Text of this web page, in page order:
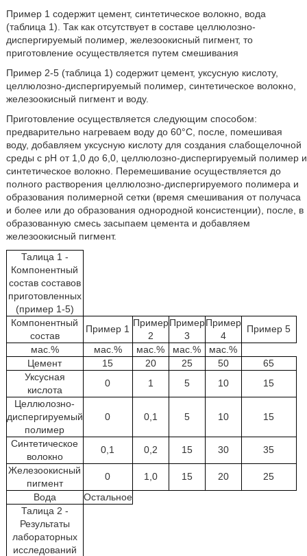
Пример 1 содержит цемент, синтетическое волокно, вода
(таблица 1). Так как отсутствует в составе целлюлозно-
диспергируемый полимер, железоокисный пигмент, то
приготовление осуществляется путем смешивания
Пример 2-5 (таблица 1) содержит цемент, уксусную кислоту,
целлюлозно-диспергируемый полимер, синтетическое волокно,
железоокисный пигмент и воду.
Приготовление осуществляется следующим способом:
предварительно нагреваем воду до 60°С, после, помешивая
воду, добавляем уксусную кислоту для создания слабощелочной
среды с рН от 1,0 до 6,0, целлюлозно-диспергируемый полимер и
синтетическое волокно. Перемешивание осуществляется до
полного растворения целлюлозно-диспергируемого полимера и
образования полимерной сетки (время смешивания от получаса
и более или до образования однородной консистенции), после, в
образованную смесь засыпаем цемента и добавляем
железоокисный пигмент.
Талица 1 -
Компонентный
состав составов
приготовленных
(пример 1-5)
Компонентный
состав
Пример 1
Пример
2
Пример
3
Пример
4
Пример 5
мас.%
мас.% мас.% мас.%
мас.%
Цемент
15 20 25 50
65
Уксусная
кислота
0 1 5 10
15
Целлюлозно-
диспергируемый
полимер
0 0,1 5 10 15
Синтетическое
волокно
0,1 0,2 15 30
35
Железоокисный
пигмент
0 1,0 15 20
25
Вода
Остальное
Талица 2 -
Результаты
лабораторных
исследований